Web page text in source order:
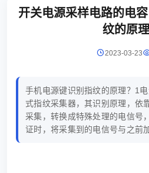
开关电源采样电路的电
纹的原理
2023-03-23
手机电源键识别指纹的原理？1
式指纹采集器，其识别原理，依
采集，转换成特殊处理的电信号
证时，将采集到的电信号与之前